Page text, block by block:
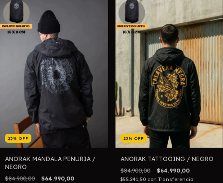
23 % OFF
ANORAK MANDALA PENURIA /
NEGRO
$84.900,00 $64.990,00
23 % OFF
ANORAK TATTOOING / NEGRO
$84.900,00 $64.990,00
$55.241,50 con Transferencia